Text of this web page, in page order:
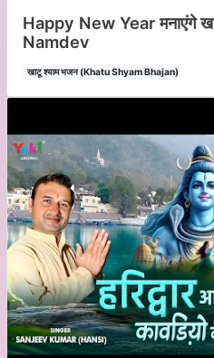
Happy New Year मनाएंगे
Namdev
खाटू श्याम भजन (Khatu Shyam Bhajan)